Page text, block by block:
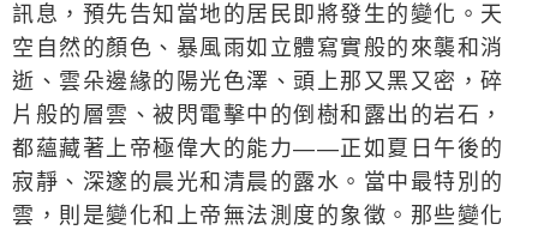
訊息，預先告知當地的居民即將發生的變化。天
空自然的顏色、暴風雨如立體寫實般的來襲和消
逝、雲朵邊緣的陽光色澤、頭上那又黑又密，碎
片般的層雲、被閃電擊中的倒樹和露出的岩石，
都蘊藏著上帝極偉大的能力——正如夏日午後的
寂靜、深邃的晨光和清晨的露水。當中最特別的
雲，則是變化和上帝無法測度的象徵。那些變化